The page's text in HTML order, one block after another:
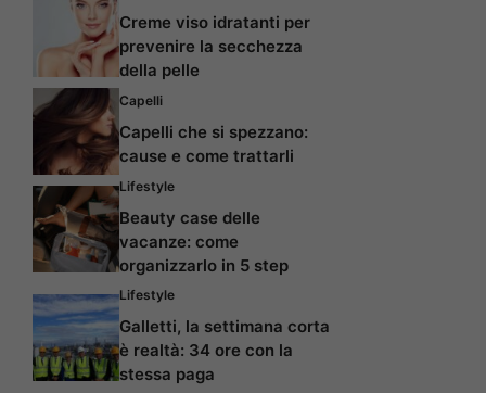
Creme viso idratanti per
prevenire la secchezza
della pelle
Capelli
Capelli che si spezzano:
cause e come trattarli
Lifestyle
Beauty case delle
vacanze: come
organizzarlo in 5 step
Lifestyle
Galletti, la settimana corta
è realtà: 34 ore con la
stessa paga